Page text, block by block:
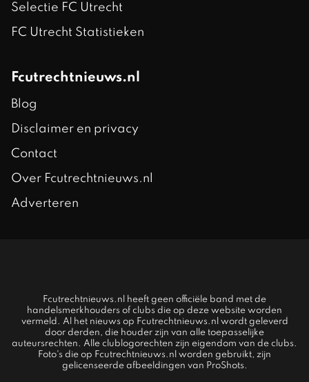
Selectie FC Utrecht
FC Utrecht Statistieken
Fcutrechtnieuws.nl
Blog
Disclaimer en privacy
Contact
Over Fcutrechtnieuws.nl
Adverteren
Fcutrechtnieuws.nl heeft geen officiële band met de
handelsmerkhouders of clubs die op deze website worden
vermeld. Al het nieuws op Fcutrechtnieuws.nl wordt geleverd
door derden, die houder zijn van alle toepasselijke
auteursrechten. Alle clublogorechten zijn eigendom van de clubs.
Foto's die op Fcutrechtnieuws.nl worden gebruikt, zijn
gelicenseerde afbeeldingen van ProShots.